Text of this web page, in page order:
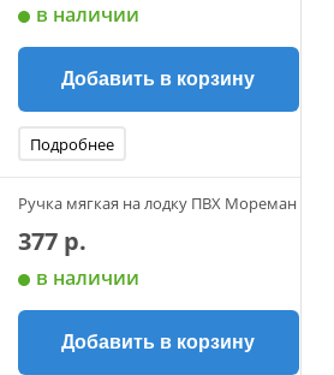
в наличии
Добавить в корзину
Подробнее
Ручка мягкая на лодку ПВХ Мореман
377 р.
в наличии
Добавить в корзину